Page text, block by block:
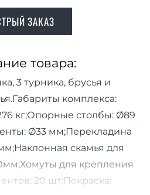
ЗАКАЗ
товара:
3 турника, брусья и
комплекса:
кг;Опорные столбы: Ø89
Ø33 мм;Перекладина
скамья для
для крепления
20 шт;Покраска: